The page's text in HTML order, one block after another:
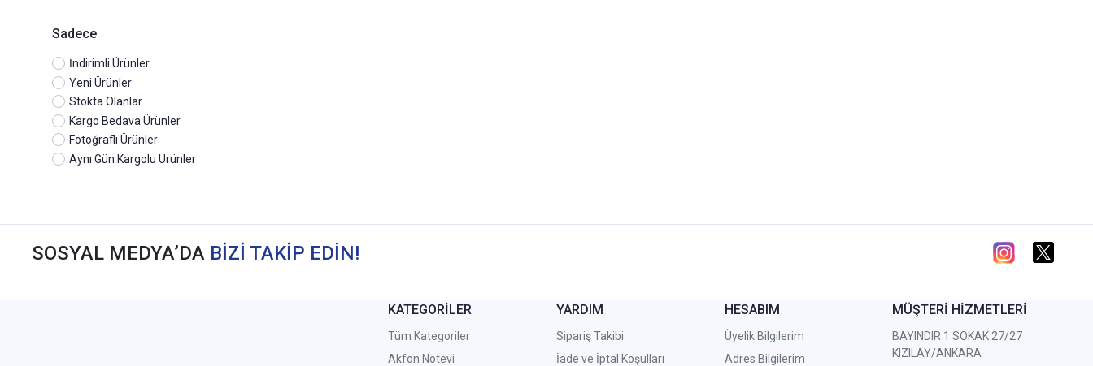
Pegem Yayınları
Pelikan
Pelikan Yayınevi
Savaş Yayınevi
Temsil Kitap Yayınları
Tercih Yayınları
Yargı Yayınları
Sadece
İndirimli Ürünler
Yeni Ürünler
Stokta Olanlar
Kargo Bedava Ürünler
Fotoğraflı Ürünler
Aynı Gün Kargolu Ürünler
SOSYAL MEDYA’DA BİZİ TAKİP EDİN!
KATEGORİLER
Tüm Kategoriler
Akfon Notevi
YARDIM
Sipariş Takibi
İade ve İptal Koşulları
HESABIM
Üyelik Bilgilerim
Adres Bilgilerim
MÜŞTERİ HİZMETLERİ
BAYINDIR 1 SOKAK 27/27
KIZILAY/ANKARA